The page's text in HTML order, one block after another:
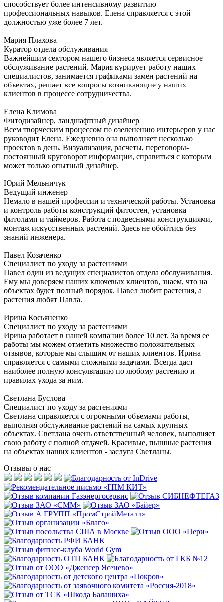
способствует более интенсивному развитию
профессиональных навыков. Елена справляется с этой
должностью уже более 7 лет.
Мария Плахова
Куратор отдела обслуживания
Важнейшим сектором нашего бизнеса является сервисное
обслуживание растений. Мария курирует работу наших
специалистов, занимается графиками замен растений на
объектах, решает все вопросы возникающие у наших
клиентов в процессе сотрудничества.
Елена Климова
Фитодизайнер, ландшафтный дизайнер
Всем творческим процессом по озеленению интерьеров у нас
руководит Елена. Ежедневно она выполняет несколько
проектов в день. Визуализация, расчеты, переговоры-
постоянный круговорот информации, справиться с которым
может только опытный дизайнер.
Юрий Мельничук
Ведущий инженер
Немало в нашей профессии и технической работы. Установка
и контроль работы конструкций фитостен, установка
фитоламп и таймеров. Работа с подвесными конструкциями,
монтаж искусственных растений. Здесь не обойтись без
знаний инженера.
Павел Козаченко
Специалист по уходу за растениями
Павел один из ведущих специалистов отдела обслуживания.
Ему мы доверяем наших ключевых клиентов, знаем, что на
объектах будет полный порядок. Павел любит растения, а
растения любят Павла.
Ирина Косьяненко
Специалист по уходу за растениями
Ирина работает в нашей компании более 10 лет. За время ее
работы мы можем отметить множество положительных
отзывов, которые мы слышим от наших клиентов. Ирина
справляется с самыми сложными задачами. Всегда даст
наиболее полную консультацию по любому растению и
правилах ухода за ним.
Светлана Буслова
Специалист по уходу за растениями
Светлана справляется с огромными объемами работы,
выполняя обслуживание растений на самых крупных
объектах. Светлана очень ответственный человек, выполняет
свою работу с полной отдачей. Красивые, пышные растения
на объектах наших клиентов - заслуга Светланы.
Отзывы о нас